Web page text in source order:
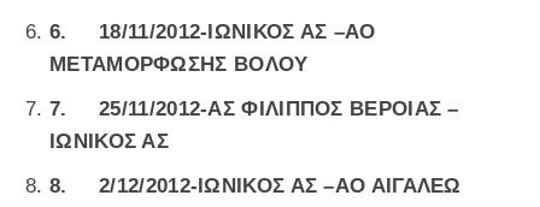
6. 18/11/2012-ΙΩΝΙΚΟΣ ΑΣ –ΑΟ
ΜΕΤΑΜΟΡΦΩΣΗΣ ΒΟΛΟΥ
7.25/11/2012-ΑΣ ΦΙΛΙΠΠΟΣ ΒΕΡΟΙΑΣ –
ΙΩΝΙΚΟΣ ΑΣ
8.2/12/2012-ΙΩΝΙΚΟΣ ΑΣ –ΑΟ ΑΙΓΑΛΕΩ